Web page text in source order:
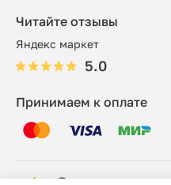
Читайте отзывы
Яндекс маркет
5.0
Принимаем к оплате